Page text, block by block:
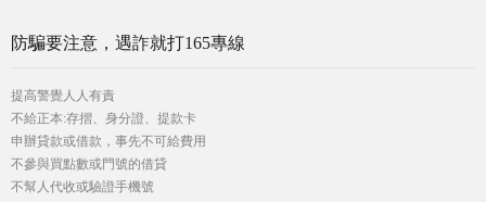
防騙要注意，遇詐就打165專線
提高警覺人人有責
不給正本:存摺、身分證、提款卡
申辦貸款或借款，事先不可給費用
不參與買點數或門號的借貸
不幫人代收或驗證手機號